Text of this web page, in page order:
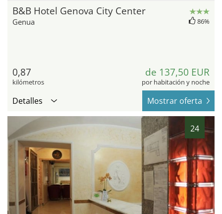
B&B Hotel Genova City Center
Genua 86%
0,87
kilómetros
de 137,50 EUR
por habitación y noche
Detalles Mostrar oferta
24